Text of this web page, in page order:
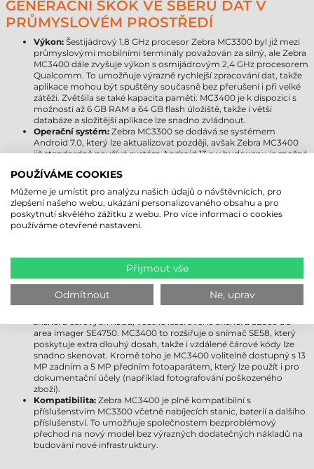
GENERAČNÍ SKOK VE SBĚRU DAT V
PRŮMYSLOVÉM PROSTŘEDÍ
Výkon: Šestijádrový 1,8 GHz procesor Zebra MC3300 byl již mezi
průmyslovými mobilními terminály považován za silný, ale Zebra
MC3400 dále zvyšuje výkon s osmijádrovým 2,4 GHz procesorem
Qualcomm. To umožňuje výrazně rychlejší zpracování dat, takže
aplikace mohou být spuštěny současně bez přerušení i při velké
zátěži. Zvětšila se také kapacita paměti: MC3400 je k dispozici s
možností až 6 GB RAM a 64 GB flash úložiště, takže i větší
databáze a složitější aplikace lze snadno zvládnout.
Operační systém: Zebra MC3300 se dodává se systémem
Android 7.0, který lze aktualizovat později, avšak Zebra MC3400
již standardně používá systém Android 13 a v budoucnu je možné
podporu, vylepšené zabezpečení a moderní funkce.
Displej:Obě zařízení jsou vybavena 4"" displejem Gorilla Glass,
který je odolný vůči poškrábání a nárazu. Displej MC3400 však
přichází s pokročilejším ovládáním jasu a ještě lepší viditelností
venku, takže zůstává dobře čitelný i za jasnějších světelných
rychlejší, stabilnější a spolehlivější připojení i v přeplněných
síťových prostředích. Zebra MC3400 navíc obdržela podporu
Bluetooth 5.1, která poskytuje efektivnější využití energie a delší
dosah. Modely Zebra MC3450 jsou kompatibilní s 5G a GPS.
skeneru čárových kódů, včetně laserového skeneru SE960 a s
area imager SE4750. MC3400 to rozšiřuje o snímač SE58, který
poskytuje extra dlouhý dosah, takže i vzdálené čárové kódy lze
snadno skenovat. Kromě toho je MC3400 volitelně dostupný s 13
MP zadním a 5 MP předním fotoaparátem, který lze použít i pro
dokumentační účely (například fotografování poškozeného
zboží).
Kompatibilita: Zebra MC3400 je plně kompatibilní s
příslušenstvím MC3300 včetně nabíjecích stanic, baterií a dalšího
příslušenství. To umožňuje společnostem bezproblémový
přechod na nový model bez výrazných dodatečných nákladů na
budování nové infrastruktury.
POUŽÍVÁME COOKIES
Můžeme je umístit pro analýzu našich údajů o návštěvnících, pro
zlepšení našeho webu, ukázání personalizovaného obsahu a pro
poskytnutí skvělého zážitku z webu. Pro více informací o cookies
používáme otevřené nastavení.
Přijmout vše
Odmítnout Ne, uprav